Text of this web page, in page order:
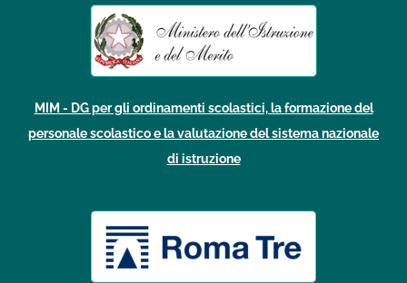
MIM - DG per gli ordinamenti scolastici, la formazione del
personale scolastico e la valutazione del sistema nazionale
di istruzione